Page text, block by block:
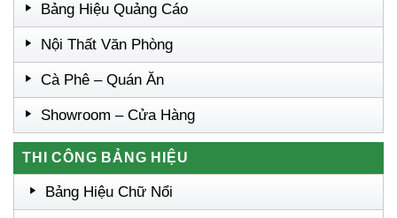
Bảng Hiệu Quảng Cáo
Nội Thất Văn Phòng
Cà Phê – Quán Ăn
Showroom – Cửa Hàng
THI CÔNG BẢNG HIỆU
Bảng Hiệu Chữ Nổi